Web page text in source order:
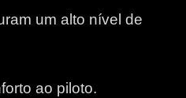
um alto nível de
ao piloto.